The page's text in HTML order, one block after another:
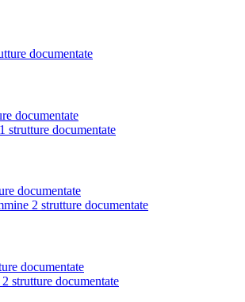
documentate
documentate
1 strutture documentate
documentate
2 strutture documentate
documentate
2 strutture documentate